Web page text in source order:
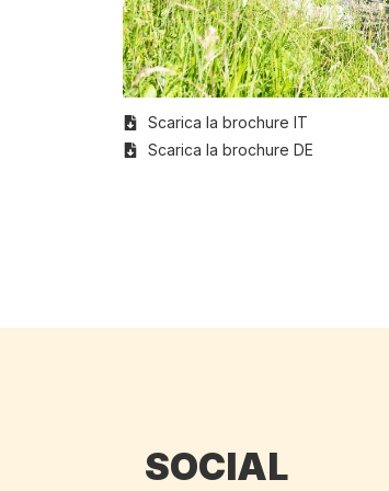
Scarica la brochure IT
Scarica la brochure DE
SOCIAL